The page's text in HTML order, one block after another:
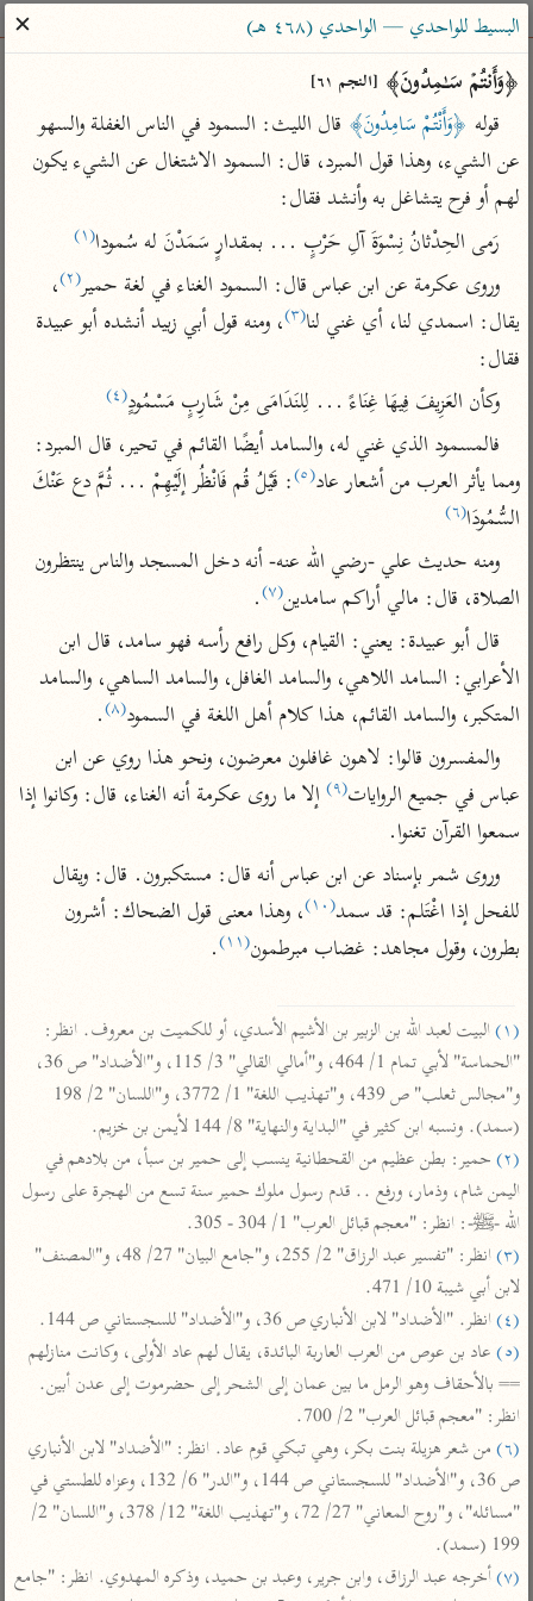
ساهم معنا في نشر القرآن والعلم الشرعي
الباحث القرآني
بحث تفسير علوم مصاحف معاجم
Type 2 or more characters for results.
Type 1 or more
characters for results.
أمّهات
تفسير الطبري
تفسير ابن كثير
تفسير القرطبي
تفسير البغوي
جمع الأقوال
تفسير ابن الجوزي
تفسير الماوردي
منتقاة
تفسير ابن القيم
تفسير ابن تيمية
عامّة
تفسير السمعاني
تفسير مكّي
للقاسمي
تفسير الثعالبي
تفسير السمرقندي
تفسير الثعلبي
عامّة
فتح البيان للقنوجي
تفسير ابن جزي
تفسير الآلوسي
تفسير الرازي
أخرى
أضواء البيان
نظم الدرر للبقاعي
التحرير والتنوير
المحرر الوجيز لابن
عطية
البحر المحيط لأبي
البسيط للواحدي
تفسير أبي السعود
الكشاف للزمخشري
معاصرة
الميسر
المختصر في
التفسير
تفسير السعدي
أيسر التفاسير
تفسير ابن عثيمين
مركَّزة العبارة
تفسير الجلالين
جامع البيان للإيجي
تفسير البيضاوي
تفسير النسفي
الوجيز للواحدي
تفسير ابن أبي زمنين
موسوعة التفسير
المأثور
الدر المنثور
تفسير ابن أبي حاتم
تفسير مقاتل
تفسير قتادة
اشترك لتصلك أخبار مشاريعنا
راسلنا •تليجرام •تويتر
تعليمات• عن الباحث القرآني
البسيط للواحدي — الواحدي (٤٦٨ هـ)
✕
﴿وَأَنتُمۡ سَـٰمِدُونَ﴾ [النجم ٦١]
قوله ﴿وَأَنْتُمْ سَامِدُونَ﴾
قال الليث: السمود في الناس الغفلة والسهو
لهم أو فرح يتشاغل به وأنشد فقال:
رَمى الحِدْثانُ نِسْوَةَ آلِ حَرْبٍ ... بمقدارٍ سَمَدْنَ له سُمودا(١)
وروى عكرمة عن ابن عباس قال: السمود الغناء في لغة حمير(٢)
يقال: اسمدي لنا، أي غني لنا(٣)
فقال:
وكأن العَزِيفَ فِيهَا غِنَاءً ... لِلنَدَامَى مِنْ شَارِبٍ مَسْمُودٍ(٤)
ومما يأثر العرب من أشعار عاد(٥)
السُّمُودَا(٦)
الصلاة، قال: مالي أراكم سامدين(٧) .
المتكبر، والسامد القائم، هذا كلام أهل اللغة في السمود(٨) .
عباس في جميع الروايات(٩)
سمعوا القرآن تغنوا.
للفحل إذا اغْتَلم: قد سمد(١٠)
بطرون، وقول مجاهد: غضاب مبرطمون(١١) .
(١)
(سمد). ونسبه ابن كثير في "البداية والنهاية" 8/ 144 لأيمن بن خزيم.
(٢)
الله -ﷺ-: انظر: "معجم قبائل العرب" 1/ 304 - 305.
(٣)
لابن أبي شيبة 10/ 471.
(٤)
انظر. "الأضداد" لابن الأنباري ص 36، و"الأضداد" للسجستاني ص 144.
(٥)
انظر: "معجم قبائل العرب" 2/ 700.
(٦)
199 (سمد).
(٧)